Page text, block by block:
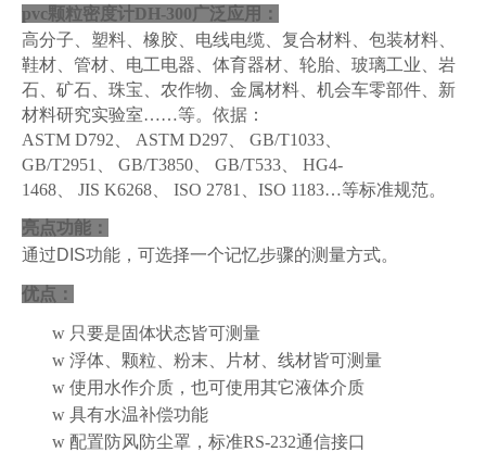
pvc颗粒密度计DH-300 广泛应用 ：
高分子、塑料、 橡胶、电线电缆、 复合材料、包装材料、
鞋材、管材、 电工电器、体育器材、轮胎、玻璃工业
岩
石、矿石、珠宝、农作物、金属材料、机会车零部件、 新
材料研究实验室……等。 依据：
ASTM D792、 ASTM D297、 GB/T1033、
GB/T2951、 GB/T3850、 GB/T533、 HG4-
1468、 JIS K6268、 ISO 2781、ISO 1183…等标准规范。
亮点功能：
通过DIS功能，可选择一个记忆步骤的测量方式。
优点：
w 只要是固体状态皆可测量
w 浮体、颗粒、粉末、片材、线材皆可测量
w 使用水作介质，也可使用其它液体介质
w 具有水温补偿功能
w 配置防风防尘罩 ，标准RS-232通信接口